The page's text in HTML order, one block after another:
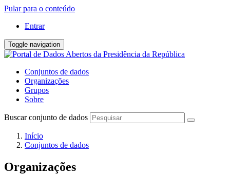
Pular para o conteúdo
Entrar
Toggle navigation
Conjuntos de dados
Organizações
Grupos
Sobre
Buscar conjunto de dados
Início
Conjuntos de dados
Organizações